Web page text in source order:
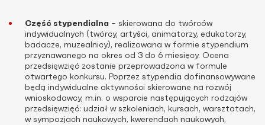
Część stypendialna – skierowana do twórców
indywidualnych (twórcy, artyści, animatorzy, edukatorzy,
badacze, muzealnicy), realizowana w formie stypendium
przyznawanego na okres od 3 do 6 miesięcy. Ocena
przedsięwzięć zostanie przeprowadzona w formule
otwartego konkursu. Poprzez stypendia dofinansowywane
będą indywidualne aktywności skierowane na rozwój
wnioskodawcy, m.in. o wsparcie następujących rodzajów
przedsięwzięć: udział w szkoleniach, kursach, warsztatach,
w sympozjach naukowych, kwerendach naukowych,